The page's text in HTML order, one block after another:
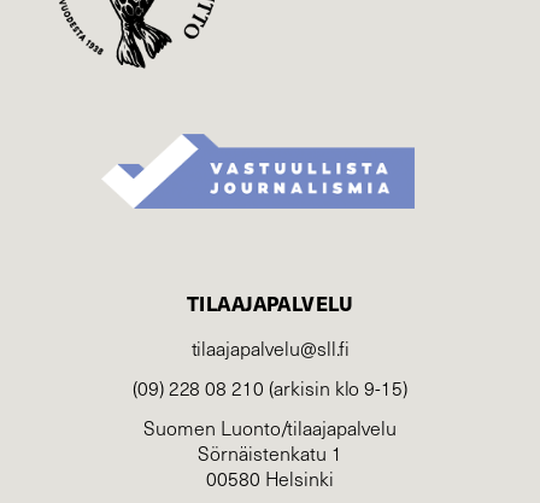
TILAAJAPALVELU
tilaajapalvelu@sll.fi
(09) 228 08 210 (arkisin klo 9-15)
Suomen Luonto/tilaajapalvelu
Sörnäistenkatu 1
00580 Helsinki